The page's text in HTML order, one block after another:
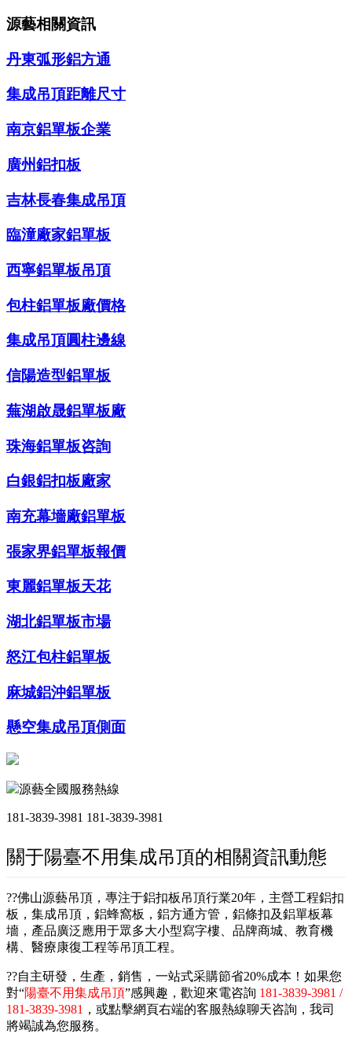
源藝相關資訊
丹東弧形鋁方通
集成吊頂距離尺寸
南京鋁單板企業
廣州鋁扣板
吉林長春集成吊頂
臨潼廠家鋁單板
西寧鋁單板吊頂
包柱鋁單板廠價格
集成吊頂圓柱邊線
信陽造型鋁單板
蕪湖啟晟鋁單板廠
珠海鋁單板咨詢
白銀鋁扣板廠家
南充幕墻廠鋁單板
張家界鋁單板報價
東麗鋁單板天花
湖北鋁單板市場
怒江包柱鋁單板
麻城鋁沖鋁單板
懸空集成吊頂側面
源藝全國服務熱線
181-3839-3981 181-3839-3981
關于陽臺不用集成吊頂的相關資訊動態
??佛山源藝吊頂，專注于鋁扣板吊頂行業20年，主營工程鋁扣
板，集成吊頂，鋁蜂窩板，鋁方通方管，鋁條扣及鋁單板幕
墻，產品廣泛應用于眾多大小型寫字樓、品牌商城、教育機
構、醫療康復工程等吊頂工程。
??自主研發，生產，銷售，一站式采購節省20%成本！如果您
對“陽臺不用集成吊頂”感興趣，歡迎來電咨詢 181-3839-3981 /
181-3839-3981 ，或點擊網頁右端的客服熱線聊天咨詢，我司
將竭誠為您服務。